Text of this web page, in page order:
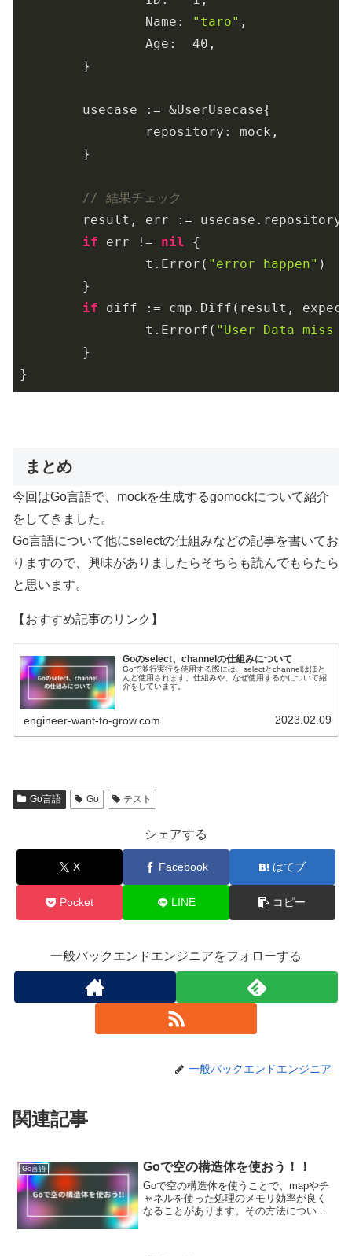
		Name:
"taro" ,
		Age:
40 ,
// 結果チェック
if err != nil {
		t.Error(
"error happen" )
if diff := cmp.Diff(result,
		t.Errorf(
"User Data miss
}
まとめ
今回はGo言語で、mockを生成するgomockについて紹介
をしてきました。
Go言語について他にselectの仕組みなどの記事を書いてお
りますので、興味がありましたらそちらも読んでもらたら
と思います。
【おすすめ記事のリンク】
Goのselect、channelの仕組みについて
Goで並行実行を使用する際には、selectとchannelはほと
んど使用されます。仕組みや、なぜ使用するかについて紹
介をしています。
engineer-want-to-grow.com 2023.02.09
Go言語 Go テスト
シェアする
X Facebook はてブ
Pocket LINE コピー
一般バックエンドエンジニアをフォローする
一般バックエンドエンジニア
関連記事
Go言語 Goで空の構造体を使おう！！
Goで空の構造体を使うことで、mapやチ
ャネルを使った処理のメモリ効率が良く
なることがあります。その方法について